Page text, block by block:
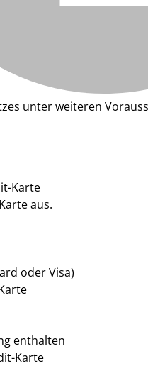
unter weiteren
Karte
aus.
oder Visa)
enthalten
Karte